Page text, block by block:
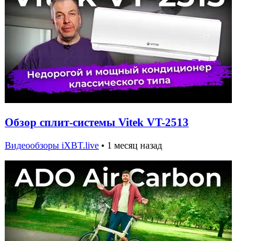
Обзор сплит-системы Vitek VT-2513
Видеообзоры iXBT.live • 1 месяц назад